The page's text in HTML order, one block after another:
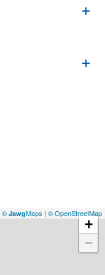
+
−
© JawgMaps | © OpenStreetMap